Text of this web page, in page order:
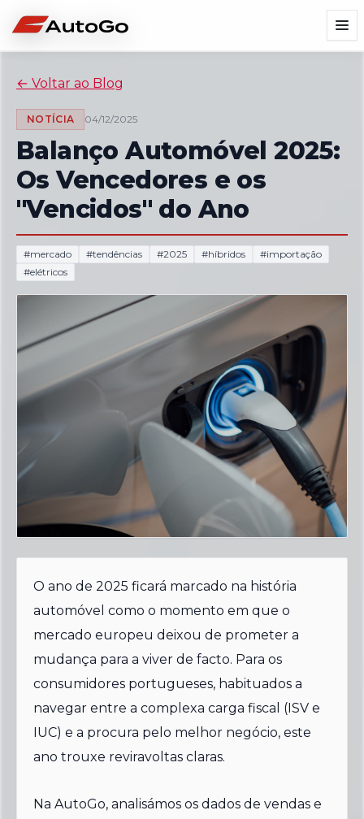
← Voltar ao Blog
NOTÍCIA 04/12/2025
Balanço Automóvel 2025:
Os Vencedores e os
"Vencidos" do Ano
#mercado #tendências #2025 #híbridos #importação
#elétricos
O ano de 2025 ficará marcado na história
automóvel como o momento em que o
mercado europeu deixou de prometer a
mudança para a viver de facto. Para os
consumidores portugueses, habituados a
navegar entre a complexa carga fiscal (ISV e
IUC) e a procura pelo melhor negócio, este
ano trouxe reviravoltas claras.
Na AutoGo, analisámos os dados de vendas e